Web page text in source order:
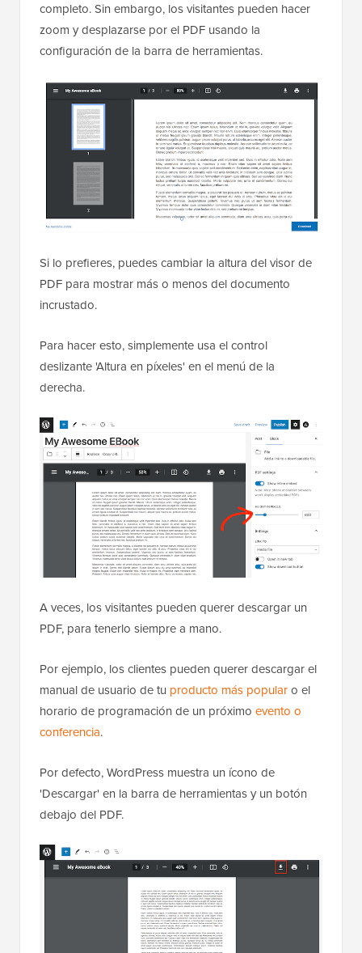
completo. Sin embargo, los visitantes pueden hacer
zoom y desplazarse por el PDF usando la
configuración de la barra de herramientas.
Si lo prefieres, puedes cambiar la altura del visor de
PDF para mostrar más o menos del documento
incrustado.
Para hacer esto, simplemente usa el control
deslizante 'Altura en píxeles' en el menú de la
derecha.
A veces, los visitantes pueden querer descargar un
PDF, para tenerlo siempre a mano.
Por ejemplo, los clientes pueden querer descargar el
manual de usuario de tu producto más popularo el
horario de programación de un próximo evento o
conferencia.
Por defecto, WordPress muestra un ícono de
'Descargar' en la barra de herramientas y un botón
debajo del PDF.